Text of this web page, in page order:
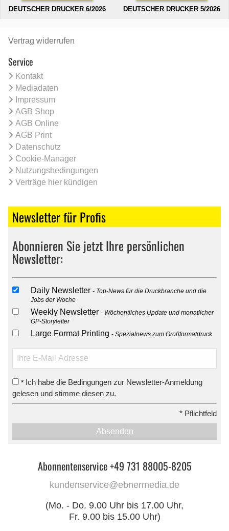
DEUTSCHER DRUCKER 6/2026 DEUTSCHER DRUCKER 5/2026
Vertrag widerrufen
Service
Kontakt
Mediadaten
Impressum
AGB Shop
AGB Online
AGB Print
Datenschutz
Cookie-Manager
Nutzungsbedingungen
Verträge hier kündigen
Newsletter für Profis
Abonnieren Sie jetzt Ihre persönlichen
Newsletter:
Daily Newsletter
Top-News für die Druckbranche und die
Jobs der Woche
Weekly Newsletter
Wöchentliches Update und monatlicher
GP-Storyletter
Large Format Printing Spezialnews zum Großformatdruck
* Ich habe die Bedingungen zur Newsletter-Anmeldung
gelesen und stimme diesen zu.
* Pflichtfeld
Absenden
Abonnentenservice +49 731 88005-8205
kundenservice@ebnermedia.de
(Mo. - Do. 9.00 Uhr bis 17.00 Uhr,
Fr. 9.00 bis 15.00 Uhr)